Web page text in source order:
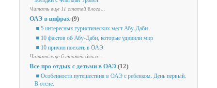
Читать еще 11 статей блога...
ОАЭ в цифрах (9)
■ 5 интересных туристических мест Абу-Даби
■ 10 фактов об Абу-Даби, которые удивили мир
■ 10 причин поехать в ОАЭ
Читать еще 6 статей блога...
Все про отдых с детьми в ОАЭ (12)
■ Особенности путешествия в ОАЭ с ребенком. День первый.
В отеле.